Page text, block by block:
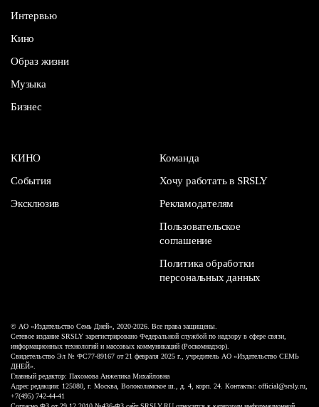
Интервью
Кино
Образ жизни
Музыка
Бизнес
КИНО
События
Эксклюзив
Команда
Хочу работать в SRSLY
Рекламодателям
Пользовательское
соглашение
Политика обработки
персональных данных
© АО «Издательство Семь Дней», 2020-2026. Все права защищены.
Сетевое издание SRSLY зарегистрировано Федеральной службой по надзору в сфере связи,
информационных технологий и массовых коммуникаций (Роскомнадзор).
Свидетельство Эл № ФС77-89167 от 21 февраля 2025 г., учредитель АО «Издательство СЕМЬ
ДНЕЙ».
Главный редактор: Пахомова Анжелика Михайловна
Адрес редакции: 125080, г. Москва, Волоколамское ш., д. 4, корп. 24. Контакты: official@srsly.ru,
+7(495) 742-44-41